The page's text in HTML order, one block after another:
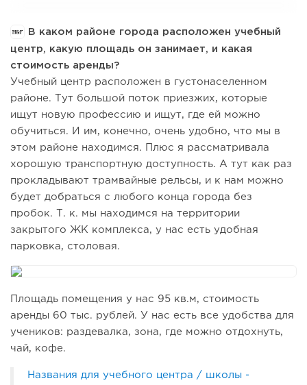
В каком районе города расположен учебный
центр, какую площадь он занимает, и какая
стоимость аренды?
Учебный центр расположен в густонаселенном
районе. Тут большой поток приезжих, которые
ищут новую профессию и ищут, где ей можно
обучиться. И им, конечно, очень удобно, что мы в
этом районе находимся. Плюс я рассматривала
хорошую транспортную доступность. А тут как раз
прокладывают трамвайные рельсы, и к нам можно
будет добраться с любого конца города без
пробок. Т. к. мы находимся на территории
закрытого ЖК комплекса, у нас есть удобная
парковка, столовая.
Площадь помещения у нас 95 кв.м, стоимость
аренды 60 тыс. рублей. У нас есть все удобства для
учеников: раздевалка, зона, где можно отдохнуть,
чай, кофе.
Названия для учебного центра / школы -